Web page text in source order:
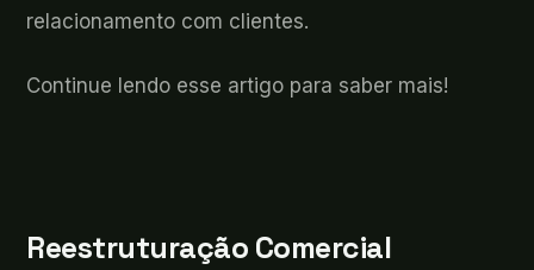
relacionamento com clientes.
Continue lendo esse artigo para saber mais!
Reestruturação Comercial